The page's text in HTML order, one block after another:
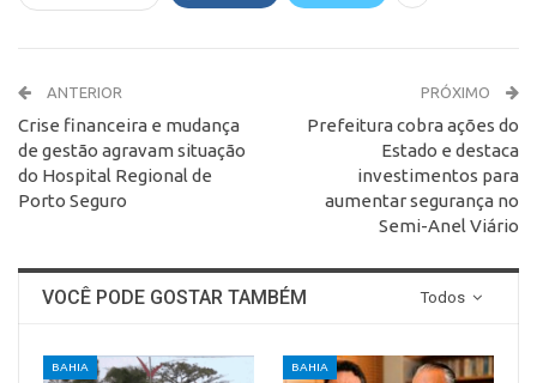
ANTERIOR
Crise financeira e mudança
de gestão agravam situação
do Hospital Regional de
Porto Seguro
PRÓXIMO
Prefeitura cobra ações do
Estado e destaca
investimentos para
aumentar segurança no
Semi-Anel Viário
Todos
VOCÊ PODE GOSTAR TAMBÉM
BAHIA BAHIA